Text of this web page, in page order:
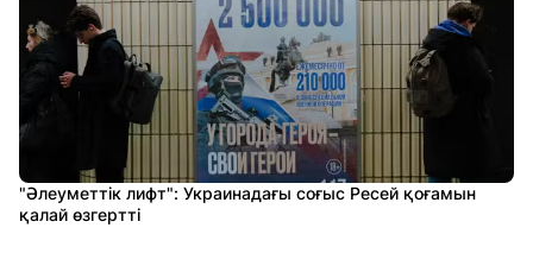
"Әлеуметтік лифт": Украинадағы соғыс Ресей қоғамын
қалай өзгертті